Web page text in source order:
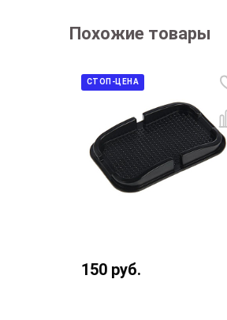
Похожие товары
СТОП-ЦЕНА
150 руб.